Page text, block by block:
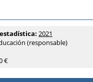
2021
(responsable)
€